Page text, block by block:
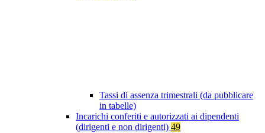
Tassi di assenza trimestrali (da pubblicare
in tabelle)
Incarichi conferiti e autorizzati ai dipendenti
(dirigenti e non dirigenti) 49